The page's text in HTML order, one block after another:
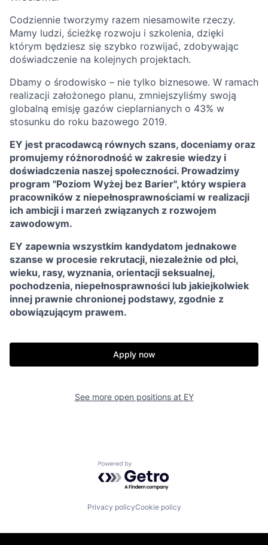
Codziennie tworzymy razem niesamowite rzeczy.
Mamy ludzi, ścieżkę rozwoju i szkolenia, dzięki
którym będziesz się szybko rozwijać, zdobywając
doświadczenie na kolejnych projektach.
Dbamy o środowisko – nie tylko biznesowe. W ramach
realizacji założonego planu, zmniejszyliśmy swoją
globalną emisję gazów cieplarnianych o 43% w
stosunku do roku bazowego 2019.
EY jest pracodawcą równych szans, doceniamy oraz
promujemy różnorodność w zakresie wiedzy i
doświadczenia naszej społeczności. Prowadzimy
program "Poziom Wyżej bez Barier", który wspiera
pracowników z niepełnosprawnościami w realizacji
ich ambicji i marzeń związanych z rozwojem
zawodowym.
EY zapewnia wszystkim kandydatom jednakowe
szanse w procesie rekrutacji, niezależnie od płci,
wieku, rasy, wyznania, orientacji seksualnej,
pochodzenia, niepełnosprawności lub jakiejkolwiek
innej prawnie chronionej podstawy, zgodnie z
obowiązującym prawem.
Apply now
See more open positions at EY
Powered by Getro.com
Privacy policyCookie policy